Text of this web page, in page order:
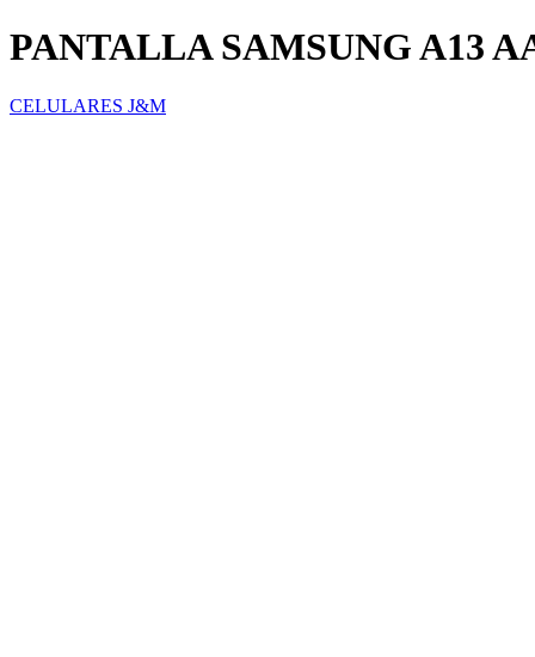
PANTALLA SAMSUNG A13
CELULARES J&M